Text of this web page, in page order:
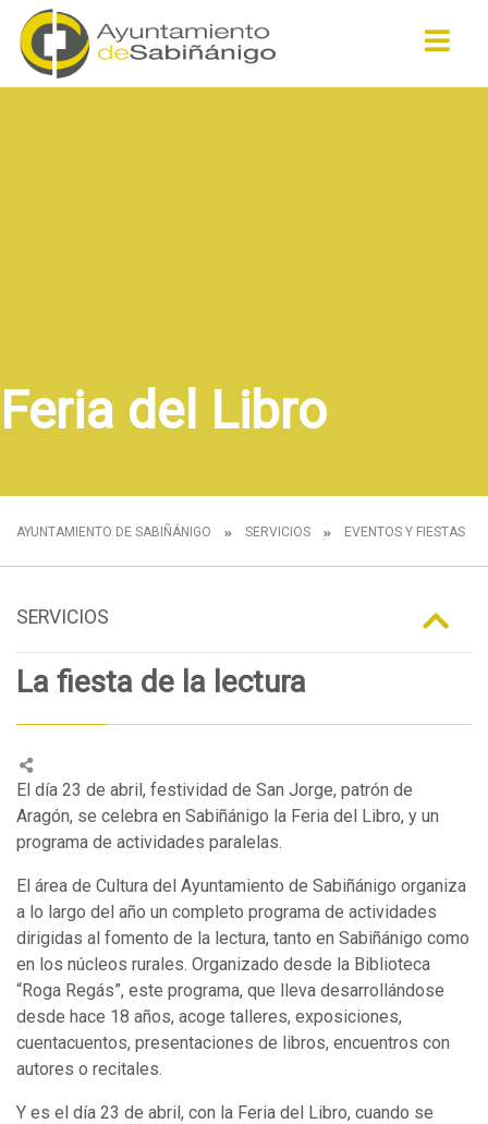
Feria del Libro
AYUNTAMIENTO DE SABIÑÁNIGO SERVICIOS EVENTOS Y FIESTAS
SERVICIOS
La fiesta de la lectura
El día 23 de abril, festividad de San Jorge, patrón de
Aragón, se celebra en Sabiñánigo la Feria del Libro, y un
programa de actividades paralelas.
El área de Cultura del Ayuntamiento de Sabiñánigo organiza
a lo largo del año un completo programa de actividades
dirigidas al fomento de la lectura, tanto en Sabiñánigo como
en los núcleos rurales. Organizado desde la Biblioteca
“Roga Regás”, este programa, que lleva desarrollándose
desde hace 18 años, acoge talleres, exposiciones,
cuentacuentos, presentaciones de libros, encuentros con
autores o recitales.
Y es el día 23 de abril, con la Feria del Libro, cuando se